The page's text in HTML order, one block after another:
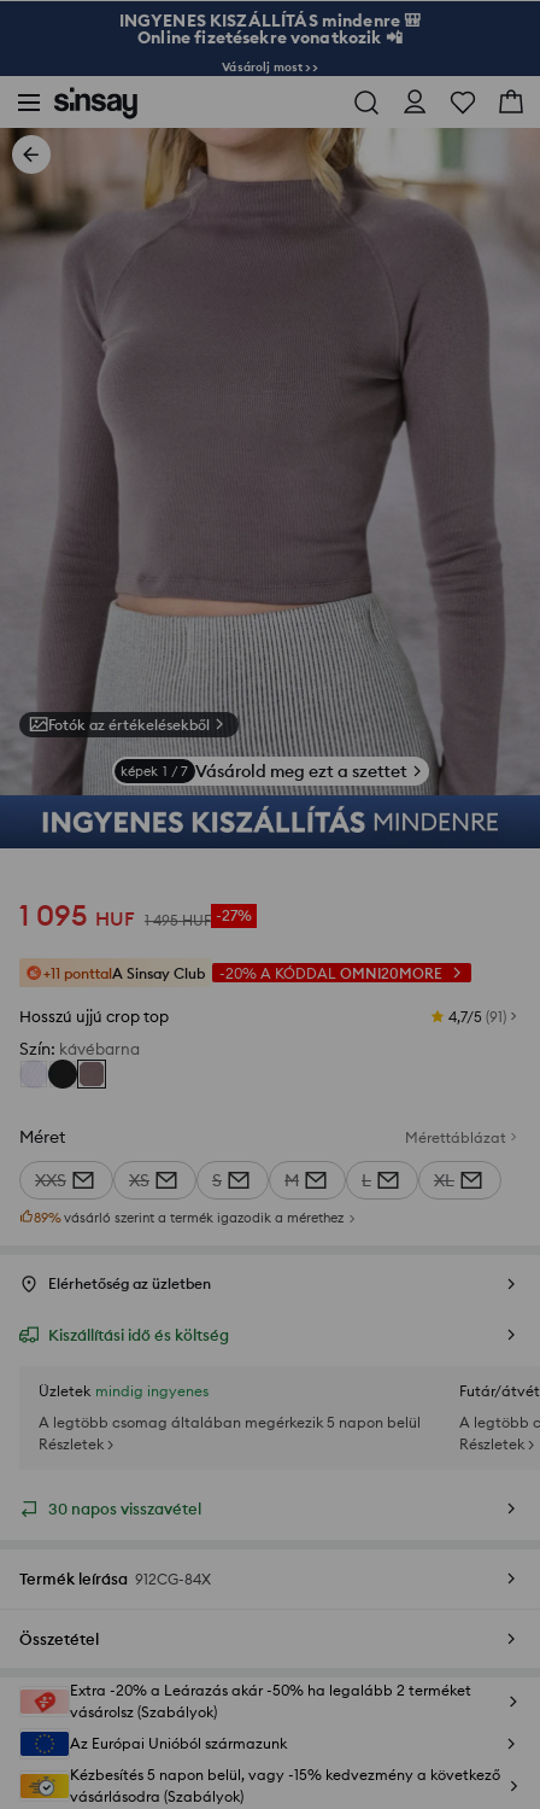
INGYENES KISZÁLLÍTÁS mindenre 🎒
Online fizetésekre vonatkozik 📲
Vásárolj most >>
Fotók az értékelésekből
képek 1 / 7 Vásárold meg ezt a szettet
1 095 HUF 1 495 HUF -27%
+11 ponttalA Sinsay Club -20% A KÓDDAL OMNI20MORE
Hosszú ujjú crop top 4,7/5 (91)
Szín: kávébarna
Méret Mérettáblázat
XXS XS S M L XL
89%vásárló szerint a termék igazodik a mérethez
Elérhetőség az üzletben
Kiszállítási idő és költség
Üzletek mindig ingyenes
A legtöbb csomag általában megérkezik 5 napon belül
Részletek >
Futár/
A legtöbb
Részletek >
30 napos visszavétel
Termék leírása 912CG-84X
Összetétel
Extra -20% a Leárazás akár -50% ha legalább 2 terméket
vásárolsz (Szabályok)
Az Európai Unióból származunk
Kézbesítés 5 napon belül, vagy -15% kedvezmény a következő
vásárlásodra (Szabályok)